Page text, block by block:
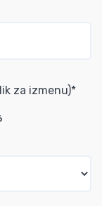
za izmenu)*